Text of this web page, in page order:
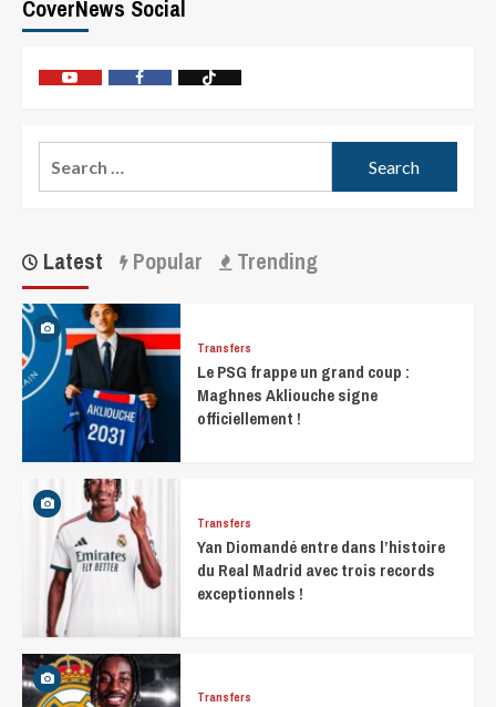
CoverNews Social
Latest Popular Trending
Transfers
Le PSG frappe un grand coup :
Maghnes Akliouche signe
officiellement !
Transfers
Yan Diomandé entre dans l’histoire
du Real Madrid avec trois records
exceptionnels !
Transfers